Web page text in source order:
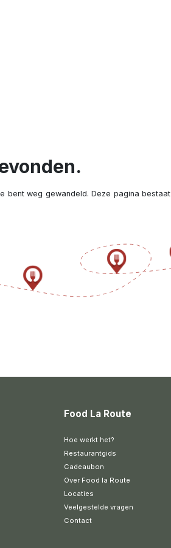
bent weg gewandeld. Deze pagina bestaat
Food La Route
Hoe werkt het?
Restaurantgids
Cadeaubon
Over Food la Route
Locaties
Veelgestelde vragen
Contact